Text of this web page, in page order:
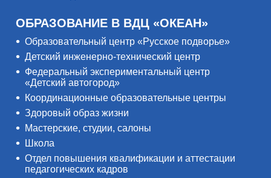
ОБРАЗОВАНИЕ В ВДЦ «ОКЕАН»
Образовательный центр «Русское подворье»
Детский инженерно-технический центр
Федеральный экспериментальный центр
«Детский автогород»
Координационные образовательные центры
Здоровый образ жизни
Мастерские, студии, салоны
Школа
Отдел повышения квалификации и аттестации
педагогических кадров